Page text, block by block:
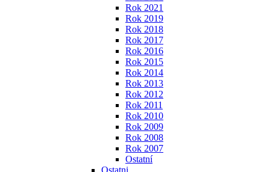
Rok 2021
Rok 2019
Rok 2018
Rok 2017
Rok 2016
Rok 2015
Rok 2014
Rok 2013
Rok 2012
Rok 2011
Rok 2010
Rok 2009
Rok 2008
Rok 2007
Ostatní
Ostatni